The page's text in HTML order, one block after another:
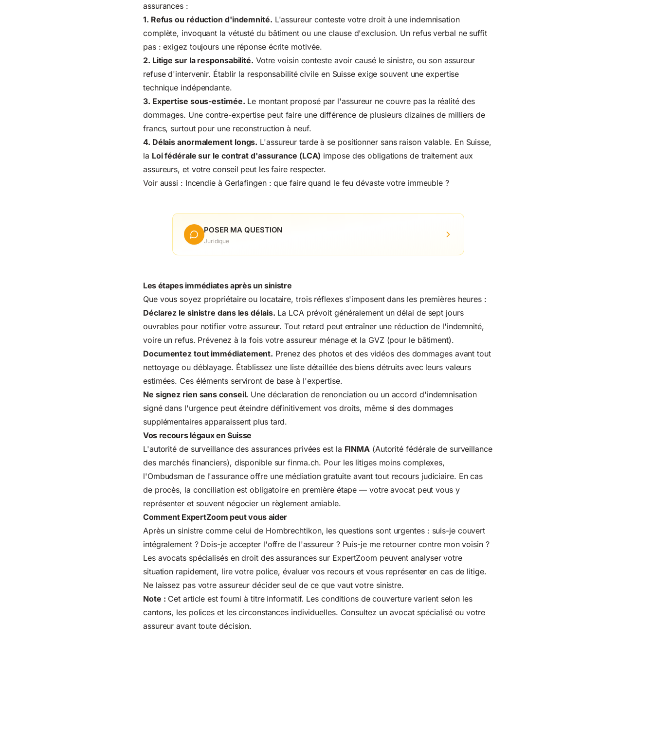
assurances :
1. Refus ou réduction d'indemnité. L'assureur conteste votre droit à une indemnisation
complète, invoquant la vétusté du bâtiment ou une clause d'exclusion. Un refus verbal ne suffit
pas : exigez toujours une réponse écrite motivée.
2. Litige sur la responsabilité. Votre voisin conteste avoir causé le sinistre, ou son assureur
refuse d'intervenir. Établir la responsabilité civile en Suisse exige souvent une expertise
technique indépendante.
3. Expertise sous-estimée. Le montant proposé par l'assureur ne couvre pas la réalité des
dommages. Une contre-expertise peut faire une différence de plusieurs dizaines de milliers de
francs, surtout pour une reconstruction à neuf.
4. Délais anormalement longs. L'assureur tarde à se positionner sans raison valable. En Suisse,
la Loi fédérale sur le contrat d'assurance (LCA) impose des obligations de traitement aux
assureurs, et votre conseil peut les faire respecter.
Voir aussi : Incendie à Gerlafingen : que faire quand le feu dévaste votre immeuble ?
POSER MA QUESTION
Juridique
Les étapes immédiates après un sinistre
Que vous soyez propriétaire ou locataire, trois réflexes s'imposent dans les premières heures :
Déclarez le sinistre dans les délais. La LCA prévoit généralement un délai de sept jours
ouvrables pour notifier votre assureur. Tout retard peut entraîner une réduction de l'indemnité,
voire un refus. Prévenez à la fois votre assureur ménage et la GVZ (pour le bâtiment).
Documentez tout immédiatement. Prenez des photos et des vidéos des dommages avant tout
nettoyage ou déblayage. Établissez une liste détaillée des biens détruits avec leurs valeurs
estimées. Ces éléments serviront de base à l'expertise.
Ne signez rien sans conseil. Une déclaration de renonciation ou un accord d'indemnisation
signé dans l'urgence peut éteindre définitivement vos droits, même si des dommages
supplémentaires apparaissent plus tard.
Vos recours légaux en Suisse
L'autorité de surveillance des assurances privées est la FINMA (Autorité fédérale de surveillance
des marchés financiers), disponible surfinma.ch. Pour les litiges moins complexes,
l'Ombudsman de l'assurance offre une médiation gratuite avant tout recours judiciaire. En cas
de procès, la conciliation est obligatoire en première étape — votre avocat peut vous y
représenter et souvent négocier un règlement amiable.
Comment ExpertZoom peut vous aider
Après un sinistre comme celui de Hombrechtikon, les questions sont urgentes : suis-je couvert
intégralement ? Dois-je accepter l'offre de l'assureur ? Puis-je me retourner contre mon voisin ?
Les avocats spécialisés en droit des assurances sur ExpertZoom peuvent analyser votre
situation rapidement, lire votre police, évaluer vos recours et vous représenter en cas de litige.
Ne laissez pas votre assureur décider seul de ce que vaut votre sinistre.
Note : Cet article est fourni à titre informatif. Les conditions de couverture varient selon les
cantons, les polices et les circonstances individuelles. Consultez un avocat spécialisé ou votre
assureur avant toute décision.